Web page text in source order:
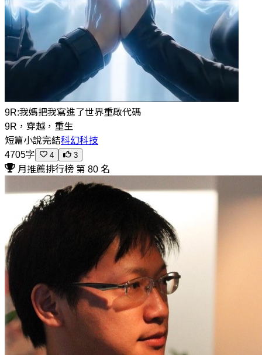
9R:我媽把我寫進了世界重啟代碼
9R，穿越，重生
短篇小說完結科幻科技
4705字
4 3
月推薦排行榜 第 80 名